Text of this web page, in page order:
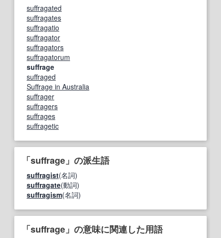
suffragated
suffragates
suffragatio
suffragator
suffragators
suffragatorum
suffrage
suffraged
Suffrage in Australia
suffrager
suffragers
suffrages
suffragetic
「suffrage」の派生語
suffragist(名詞)
suffragate(動詞)
suffragism(名詞)
「suffrage」の意味に関連した用語